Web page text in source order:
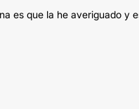
es que la he averiguado